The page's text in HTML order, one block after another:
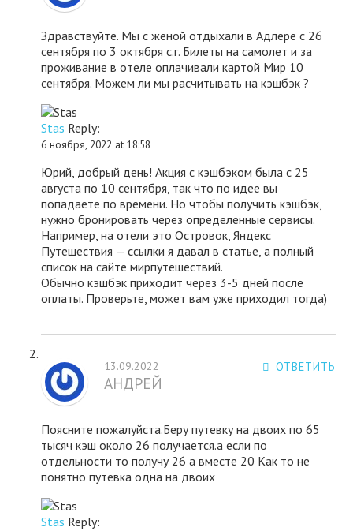
Здравствуйте. Мы с женой отдыхали в Адлере с 26
сентября по 3 октября с.г. Билеты на самолет и за
проживание в отеле оплачивали картой Мир 10
сентября. Можем ли мы расчитывать на кэшбэк ?
Stas Reply:
6 ноября, 2022 at 18:58
Юрий, добрый день! Акция с кэшбэком была с 25
августа по 10 сентября, так что по идее вы
попадаете по времени. Но чтобы получить кэшбэк,
нужно бронировать через определенные сервисы.
Например, на отели это Островок, Яндекс
Путешествия — ссылки я давал в статье, а полный
список на сайте мирпутешествий.
Обычно кэшбэк приходит через 3-5 дней после
оплаты. Проверьте, может вам уже приходил тогда)
ОТВЕТИТЬ
13.09.2022
АНДРЕЙ
Поясните пожалуйста.Беру путевку на двоих по 65
тысяч кэш около 26 получается.а если по
отдельности то получу 26 а вместе 20 Как то не
понятно путевка одна на двоих
Stas Reply: